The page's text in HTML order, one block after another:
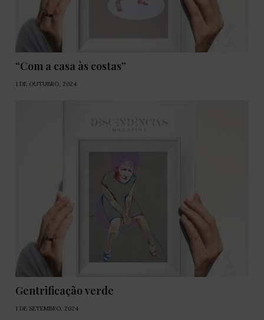
“Com a casa às costas”
1 DE OUTUBRO, 2024
Gentrificação verde
1 DE SETEMBRO, 2024